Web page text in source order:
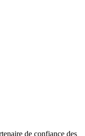
de confiance des